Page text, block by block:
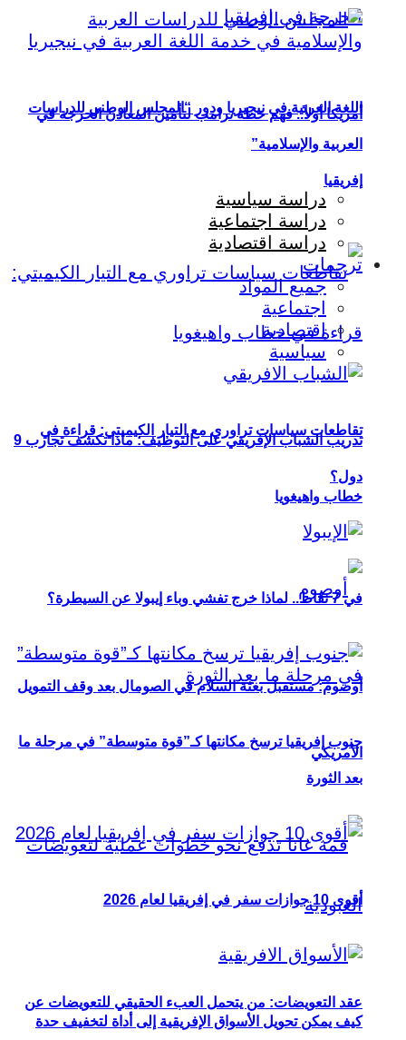
أمريكا أولاً.. فهم خطة ترامب لتأمين المعادن الحرجة في
إفريقيا
تقاطعات سياسات تراوري مع التيار الكيميتي: قراءة في
خطاب واهيغويا
أوصوم: مستقبل بعثة السلام في الصومال بعد وقف التمويل
الأمريكي
عقد التعويضات: من يتحمل العبء الحقيقي للتعويضات عن
اللغة العربية في نيجيريا ودور “المجلس الوطني للدراسات
العربية والإسلامية”
دراسة سياسية
دراسة اجتماعية
دراسة اقتصادية
ترجمات
جميع المواد
اجتماعية
اقتصادية
سياسية
تدريب الشباب الإفريقي على التوظيف: ماذا تكشف تجارب 9
دول؟
في 7 نقاط.. لماذا خرج تفشي وباء إيبولا عن السيطرة؟
جنوب إفريقيا ترسخ مكانتها كـ”قوة متوسطة” في مرحلة ما
بعد الثورة
أقوى 10 جوازات سفر في إفريقيا لعام 2026
كيف يمكن تحويل الأسواق الإفريقية إلى أداة لتخفيف حدة